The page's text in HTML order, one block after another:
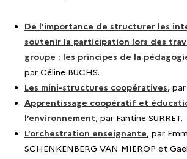
De l’importance de structurer les
soutenir la participation lors des
groupe : les principes de la
par Céline BUCHS.
Les mini-structures coopératives, par
Apprentissage coopératif et
l’environnement, par Fantine SURRET.
L’orchestration enseignante, par
SCHENKENBERG VAN MIEROP et